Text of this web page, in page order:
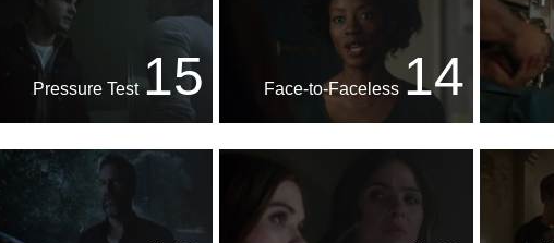
14
15
Pressure Test